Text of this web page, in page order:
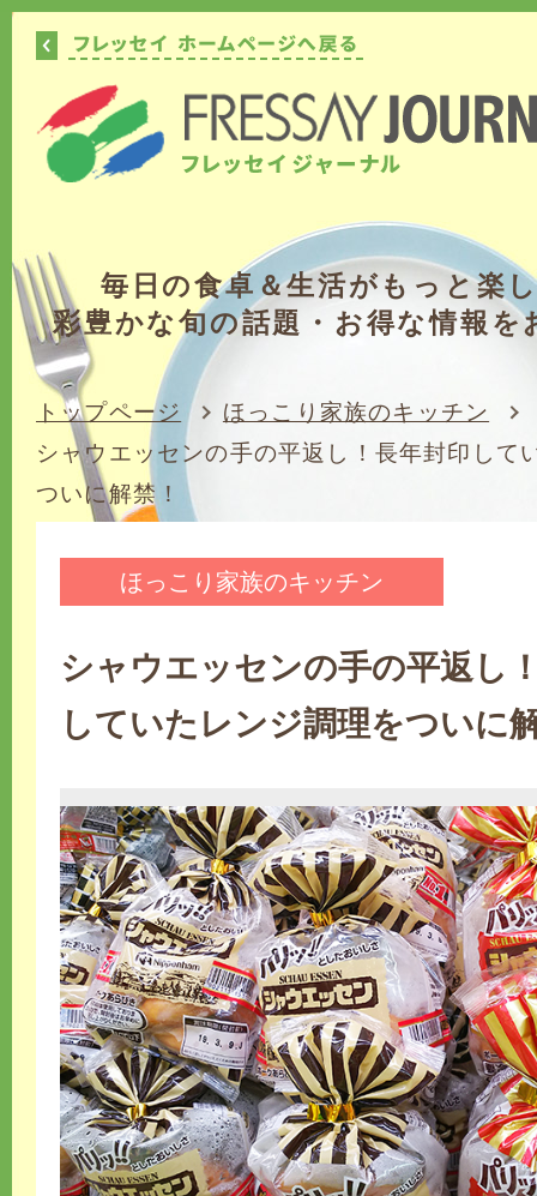
毎日の食卓＆生活がもっと楽
彩豊かな旬の話題・お得な情報を
トップページ
ほっこり家族のキッチン
シャウエッセンの手の平返し！長年封印して
ついに解禁！
ほっこり家族のキッチン
シャウエッセンの手の平返し
していたレンジ調理をついに